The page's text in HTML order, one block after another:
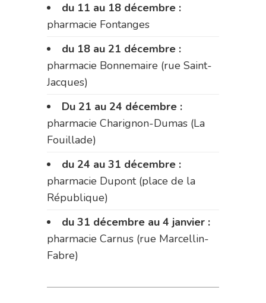
du 11 au 18 décembre :
pharmacie Fontanges
du 18 au 21 décembre :
pharmacie Bonnemaire (rue Saint-
Jacques)
Du 21 au 24 décembre :
pharmacie Charignon-Dumas (La
Fouillade)
du 24 au 31 décembre :
pharmacie Dupont (place de la
République)
du 31 décembre au 4 janvier :
pharmacie Carnus (rue Marcellin-
Fabre)